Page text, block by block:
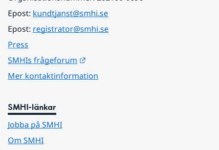
Epost: kundtjanst@smhi.se
Epost: registrator@smhi.se
Press
SMHIs frågeforum
Mer kontaktinformation
SMHI-länkar
Jobba på SMHI
Om SMHI